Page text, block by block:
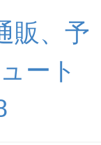
販、予
ート